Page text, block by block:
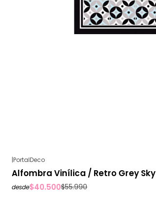
|PortalDeco
Alfombra Vinílica / Retro Grey Sky
desde$40.500$55.990